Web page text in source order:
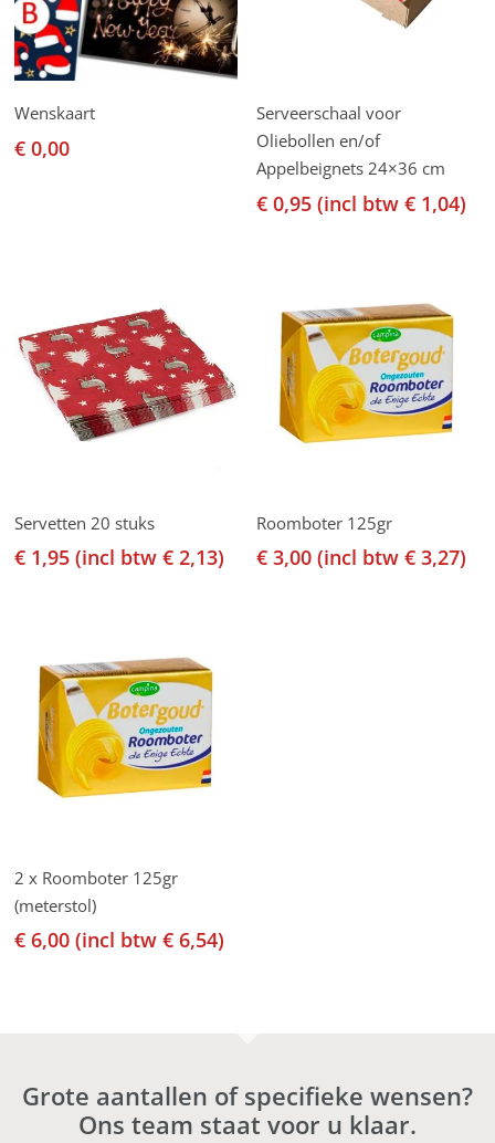
product
heeft
gekozen
worden
productpagina
Wenskaart
€ 0,00
Toevoegen Aan
Winkelwagen
Serveerschaal voor
Oliebollen en/of
Appelbeignets 24×36 cm
€0,95 (incl btw €1,04)
Toevoegen Aan
Servetten 20 stuks
€ 1,95 (incl btw€ 2,13)
Toevoegen Aan
Winkelwagen
Roomboter 125gr
€3,00 (incl btw €3,27)
Toevoegen Aan
Winkelwagen
2 x Roomboter 125gr
(meterstol)
€ 6,00 (incl btw€ 6,54)
Grote aantallen of specifieke wensen?
Ons team staat voor u klaar.